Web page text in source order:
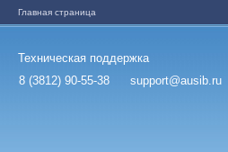
Главная страница
Техническая поддержка
8 (3812) 90-55-38
support@ausib.ru